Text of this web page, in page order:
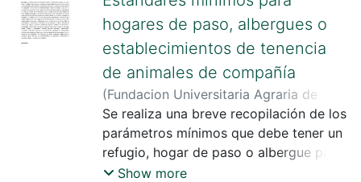
de las comunidades para resolver
problemas complejos en salud y
bienestar. Es necesario invertir en
acciones educativas que promuevan la
salud y el bienestar, debido a que las
acciones educativas contribuyen a
empoderar a los estudiantes como
ciudadanos y líderes de cambios de
prácticas humanas que van en contra
hogares de paso, albergues o
establecimientos de tenencia
de animales de compañía
(Fundacion Universitaria Agraria de
Colombia ,2024)Pérez Moreno, Ángela
Patricia
Se realiza una breve recopilación de los
parámetros mínimos que debe tener un
refugio, hogar de paso o albergue para
garantizar bienestar animal a perros y
Show more